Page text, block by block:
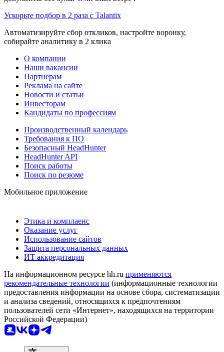
Ускорьте подбор в 2 раза с Talantix
Автоматизируйте сбор откликов, настройте воронку,
собирайте аналитику в 2 клика
О компании
Наши вакансии
Партнерам
Реклама на сайте
Новости и статьи
Инвесторам
Кандидаты по профессиям
Производственный календарь
Требования к ПО
Безопасный HeadHunter
HeadHunter API
Поиск работы
Поиск по резюме
Мобильное приложение
Этика и комплаенс
Оказание услуг
Использование сайтов
Защита персональных данных
ИТ аккредитация
На информационном ресурсе hh.ru применяются
рекомендательные технологии (информационные технологии
предоставления информации на основе сбора, систематизации
и анализа сведений, относящихся к предпочтениям
пользователей сети «Интернет», находящихся на территории
Российской Федерации)